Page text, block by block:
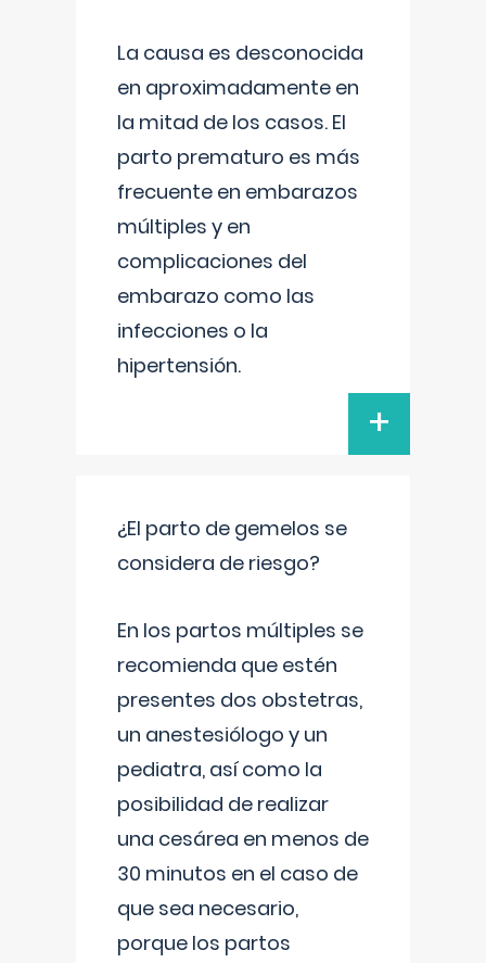
La causa es desconocida
en aproximadamente en
la mitad de los casos. El
parto prematuro es más
frecuente en embarazos
múltiples y en
complicaciones del
embarazo como las
infecciones o la
hipertensión.
+
¿El parto de gemelos se
considera de riesgo?
En los partos múltiples se
recomienda que estén
presentes dos obstetras,
un anestesiólogo y un
pediatra, así como la
posibilidad de realizar
una cesárea en menos de
30 minutos en el caso de
que sea necesario,
porque los partos